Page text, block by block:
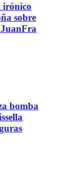
irónico
sobre
bomba